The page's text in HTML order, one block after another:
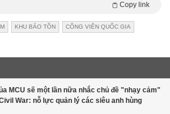
Copy link
KHU BẢO TỒN CÔNG VIÊN QUỐC GIA
MCU sẽ một lần nữa nhắc chủ đề "nhạy cảm"
War: nỗ lực quản lý các siêu anh hùng